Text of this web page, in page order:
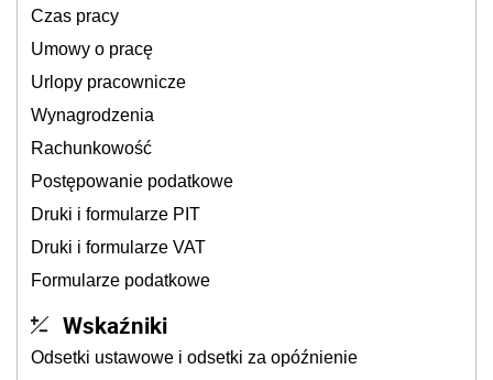
Czas pracy
Umowy o pracę
Urlopy pracownicze
Wynagrodzenia
Rachunkowość
Postępowanie podatkowe
Druki i formularze PIT
Druki i formularze VAT
Formularze podatkowe
Wskaźniki
Odsetki ustawowe i odsetki za opóźnienie